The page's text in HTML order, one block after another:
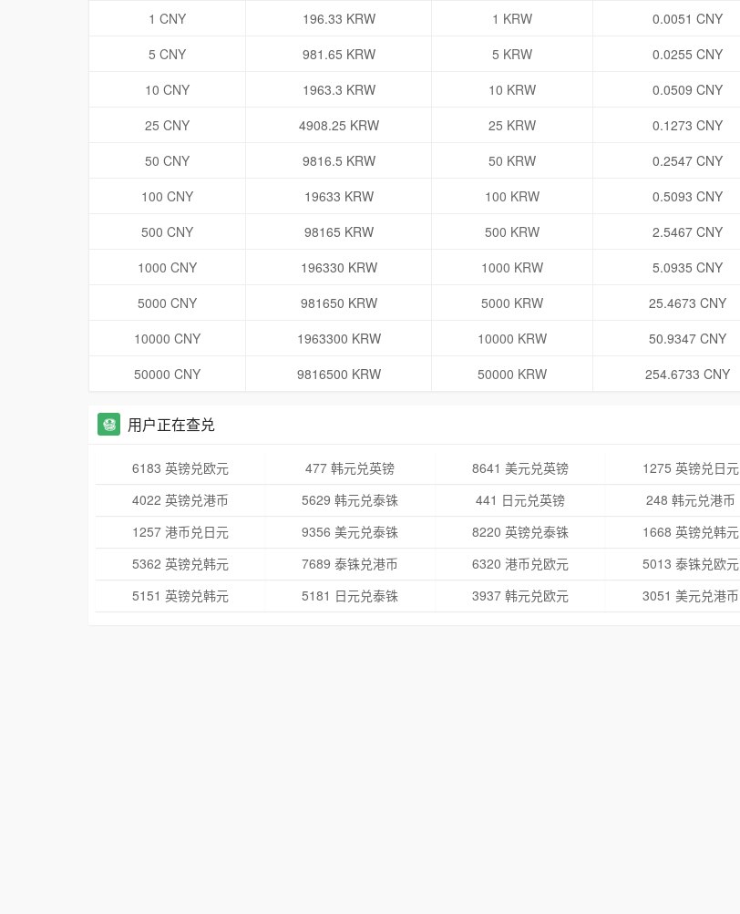
1 CNY
196.33 KRW 1 KRW
0.0051 CNY
5 CNY
981.65 KRW 5 KRW
0.0255 CNY
10 CNY
1963.3 KRW 10 KRW
0.0509 CNY
25 CNY
4908.25 KRW 25 KRW
0.1273 CNY
50 CNY
9816.5 KRW 50 KRW
0.2547 CNY
100 CNY
19633 KRW 100 KRW
0.5093 CNY
500 CNY
98165 KRW 500 KRW
2.5467 CNY
1000 CNY
196330 KRW 1000 KRW
5.0935 CNY
5000 CNY
981650 KRW 5000 KRW
25.4673 CNY
10000 CNY
1963300 KRW 10000 KRW
50.9347 CNY
50000 CNY
9816500 KRW 50000 KRW 254.6733 CNY
用户正在查兑
6183 英镑兑欧元 477 韩元兑英镑 8641 美元兑英镑
1275 英镑兑日元
4022 英镑兑港币
5629 韩元兑泰铢 441 日元兑英镑
248 韩元兑港币
1257 港币兑日元
9356 美元兑泰铢 8220 英镑兑泰铢
1668 英镑兑韩元
5362 英镑兑韩元
7689 泰铢兑港币 6320 港币兑欧元
5013 泰铢兑欧元
5151 英镑兑韩元
5181 日元兑泰铢 3937 韩元兑欧元 3051 美元兑港币